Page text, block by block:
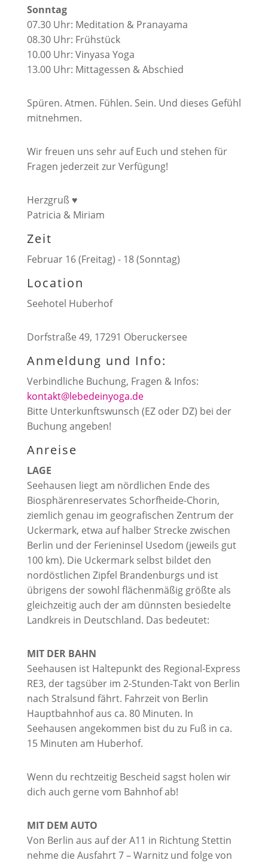
Sonntag
07.30 Uhr: Meditation & Pranayama
08.30 Uhr: Frühstück
10.00 Uhr: Vinyasa Yoga
13.00 Uhr: Mittagessen & Abschied
Spüren. Atmen. Fühlen. Sein. Und dieses Gefühl
mitnehmen.
Wir freuen uns sehr auf Euch und stehen für
Fragen jederzeit zur Verfügung!
Herzgruß ♥
Patricia & Miriam
Zeit
Februar 16 (Freitag) - 18 (Sonntag)
Location
Seehotel Huberhof
Dorfstraße 49, 17291 Oberuckersee
Anmeldung und Info:
Verbindliche Buchung, Fragen & Infos:
kontakt@lebedeinyoga.de
Bitte Unterkunftswunsch (EZ oder DZ) bei der
Buchung angeben!
Anreise
LAGE
Seehausen liegt am nördlichen Ende des
Biosphärenreservates Schorfheide-Chorin,
ziemlich genau im geografischen Zentrum der
Uckermark, etwa auf halber Strecke zwischen
Berlin und der Ferieninsel Usedom (jeweils gut
100 km). Die Uckermark selbst bildet den
nordöstlichen Zipfel Brandenburgs und ist
übrigens der sowohl flächenmäßig größte als
gleichzeitig auch der am dünnsten besiedelte
Landkreis in Deutschland. Das bedeutet:
MIT DER BAHN
Seehausen ist Haltepunkt des Regional-Express
RE3, der tagsüber im 2-Stunden-Takt von Berlin
nach Stralsund fährt. Fahrzeit von Berlin
Hauptbahnhof aus ca. 80 Minuten. In
Seehausen angekommen bist du zu Fuß in ca.
15 Minuten am Huberhof.
Wenn du rechtzeitig Bescheid sagst holen wir
dich auch gerne vom Bahnhof ab!
MIT DEM AUTO
Von Berlin aus auf der A11 in Richtung Stettin
nehme die Ausfahrt 7 – Warnitz und folge von